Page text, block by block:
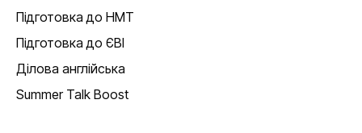
Підготовка до НМТ
Підготовка до ЄВІ
Ділова англійська
Summer Talk Boost